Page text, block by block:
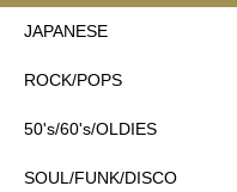
JAPANESE
ROCK/POPS
50's/60's/OLDIES
SOUL/FUNK/DISCO